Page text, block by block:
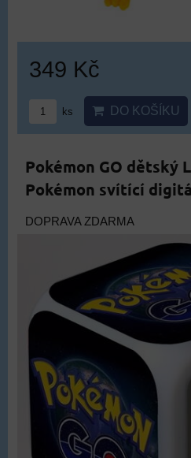
349 Kč
ks DO KOŠÍKU
Pokémon GO dětský
Pokémon svítící
DOPRAVA ZDARMA